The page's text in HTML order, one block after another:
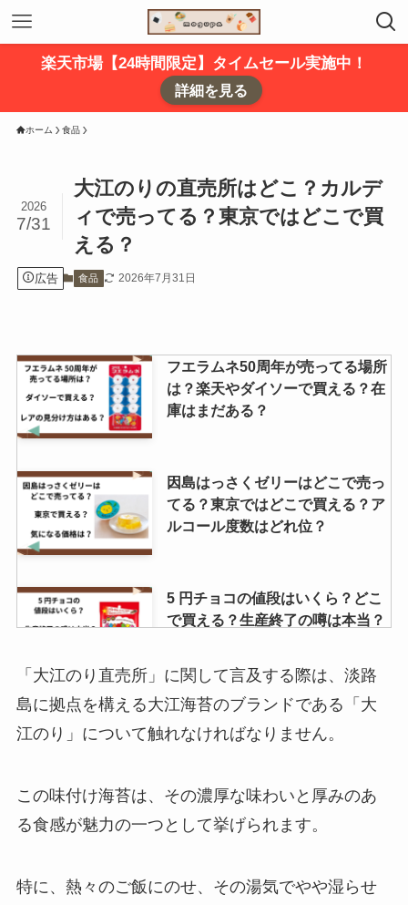
楽天市場【24時間限定】タイムセール実施中！
詳細を見る
ホーム 食品
大江のりの直売所はどこ？カルデ
ィで売ってる？東京ではどこで買
える？
2026
7/31
広告 食品 2026年7月31日
フエラムネ50周年が売ってる場所
は？楽天やダイソーで買える？在
庫はまだある？
因島はっさくゼリーはどこで売っ
てる？東京ではどこで買える？ア
ルコール度数はどれ位？
5 円チョコの値段はいくら？どこ
で買える？生産終了の噂は本当？
ucc アイスコーヒーポーションは
どこで売ってる？コストコで買え
とびこはスーパーで売ってない？
「大江のり直売所」に関して言及する際は、淡路
島に拠点を構える大江海苔のブランドである「大
江のり」について触れなければなりません。
この味付け海苔は、その濃厚な味わいと厚みのあ
る食感が魅力の一つとして挙げられます。
特に、熱々のご飯にのせ、その湯気でやや湿らせ